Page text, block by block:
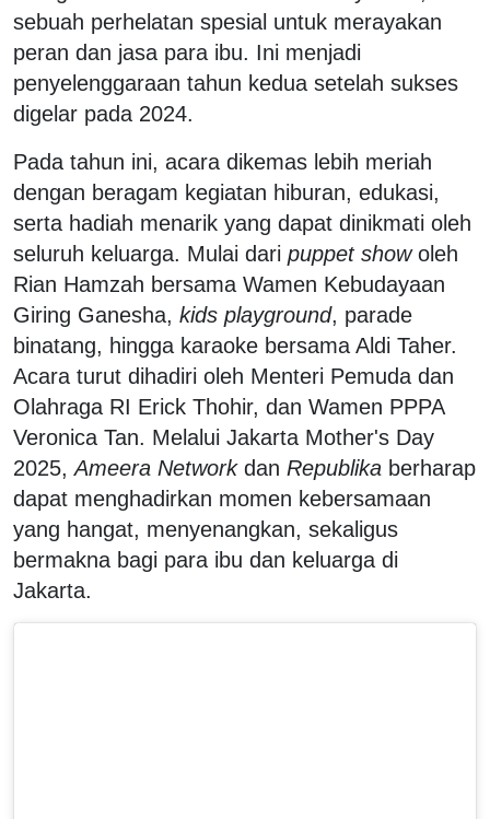
sebuah perhelatan spesial untuk merayakan
peran dan jasa para ibu. Ini menjadi
penyelenggaraan tahun kedua setelah sukses
digelar pada 2024.
Pada tahun ini, acara dikemas lebih meriah
dengan beragam kegiatan hiburan, edukasi,
serta hadiah menarik yang dapat dinikmati oleh
seluruh keluarga. Mulai dari puppet showoleh
Rian Hamzah bersama Wamen Kebudayaan
Giring Ganesha, kids playground, parade
binatang, hingga karaoke bersama Aldi Taher.
Acara turut dihadiri oleh Menteri Pemuda dan
Olahraga RI Erick Thohir, dan Wamen PPPA
Veronica Tan. Melalui Jakarta Mother's Day
2025,Ameera Networkdan Republika berharap
dapat menghadirkan momen kebersamaan
yang hangat, menyenangkan, sekaligus
bermakna bagi para ibu dan keluarga di
Jakarta.